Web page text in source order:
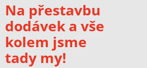
Na přestavbu
dodávek a vše
kolem jsme
tady my!